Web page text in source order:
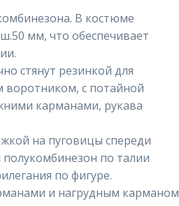
В костюме
мм, что обеспечивает
стянут резинкой для
воротником, с потайной
карманами, рукава
на пуговицы спереди
по талии
по фигуре.
и нагрудным карманом